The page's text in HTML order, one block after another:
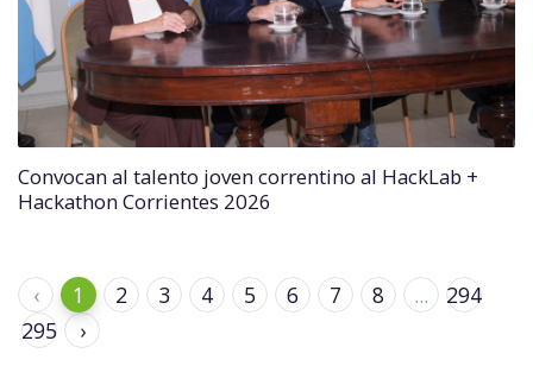
Convocan al talento joven correntino al HackLab +
Hackathon Corrientes 2026
‹ 1 2 3 4 5 6 7 8 ...
294
295
›